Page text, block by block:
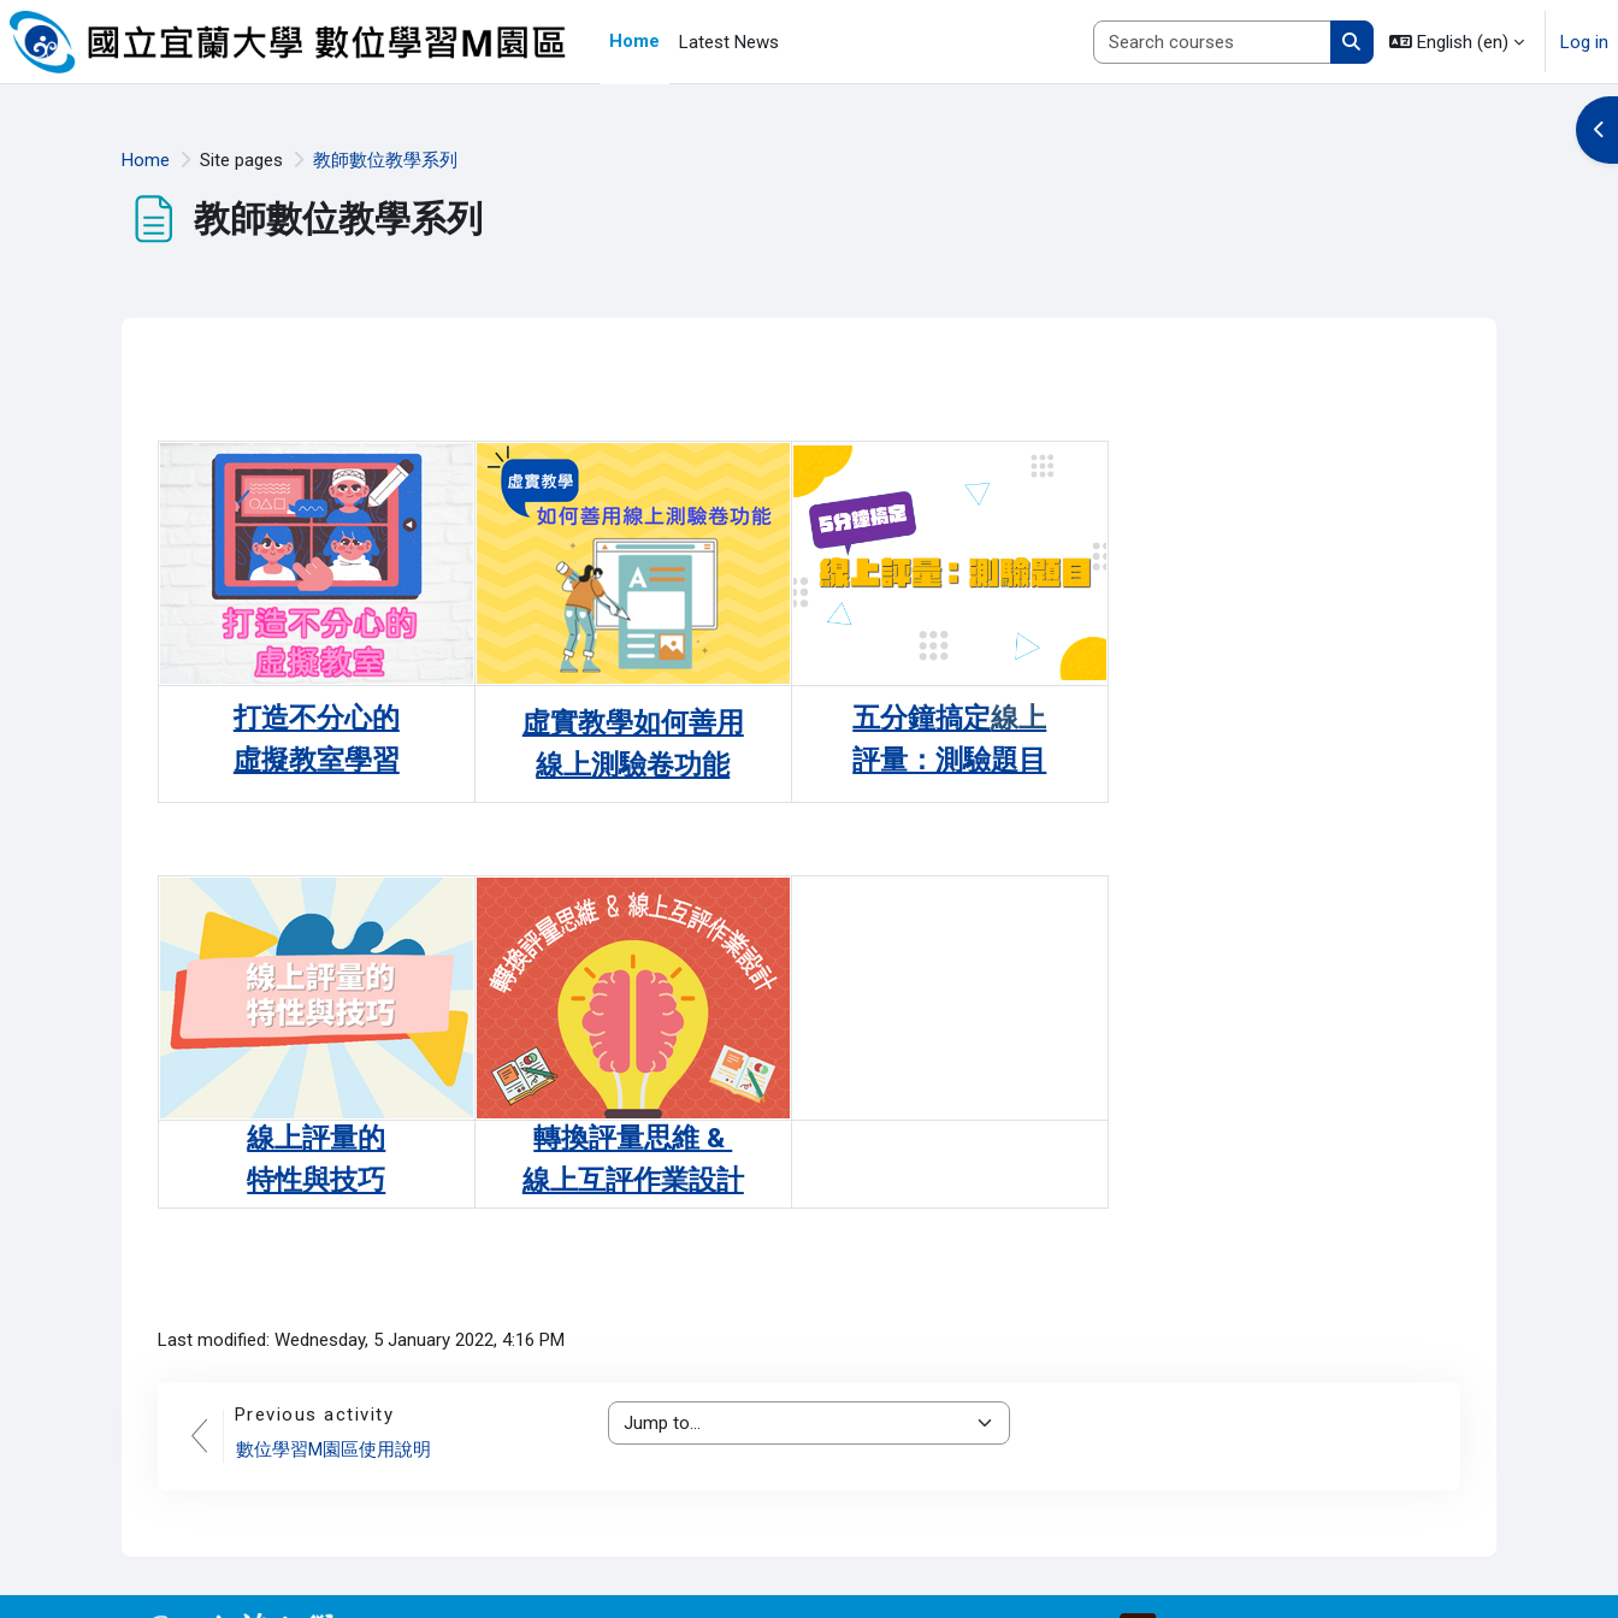
Skip to main content
Home
Latest News
Search courses
Search courses
English ‎(en)‎ Log in
Home Site pages 教師數位教學系列
教師數位教學系列
打造不分心的
虛擬教室學習
虛實教學如何善用
線上測驗卷功能
五分鐘搞定線上
評量：測驗題目
線上評量的
特性與技巧
轉換評量思維 &
線上互評作業設計
Last modified: Wednesday, 5 January 2022, 4:16 PM
Previous activity
數位學習M園區使用說明
Jump to...